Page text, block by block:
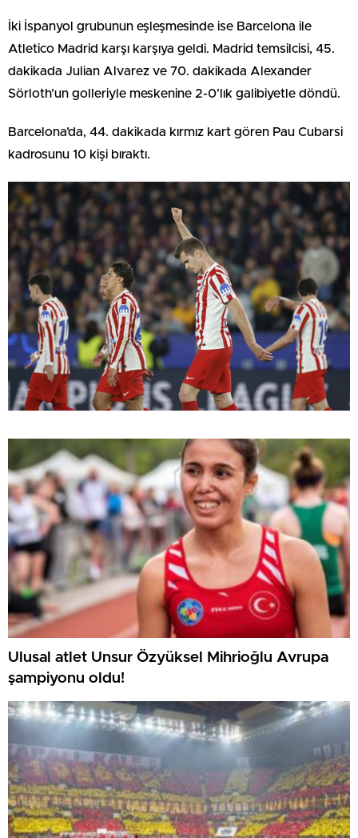
İki İspanyol grubunun eşleşmesinde ise Barcelona ile
Atletico Madrid karşı karşıya geldi. Madrid temsilcisi, 45.
dakikada Julian Alvarez ve 70. dakikada Alexander
Sörloth’un golleriyle meskenine 2-0’lık galibiyetle döndü.
Barcelona’da, 44. dakikada kırmız kart gören Pau Cubarsi
kadrosunu 10 kişi bıraktı.
Ulusal atlet Unsur Özyüksel Mihrioğlu Avrupa
şampiyonu oldu!